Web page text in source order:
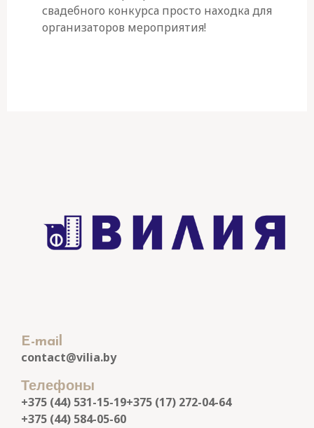
свадебного конкурса просто находка для
организаторов мероприятия!
E-mail
contact@vilia.by
Телефоны
+375 (44) 531-15-19+375 (17) 272-04-64
+375 (44) 584-05-60